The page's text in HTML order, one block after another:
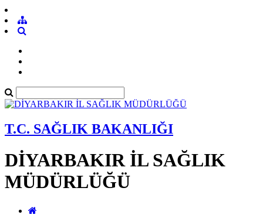
T.C. SAĞLIK BAKANLIĞI
DİYARBAKIR İL SAĞLIK
MÜDÜRLÜĞÜ